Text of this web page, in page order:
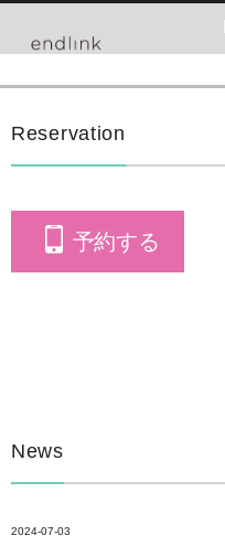
Reservation
予約する
News
2024-07-03